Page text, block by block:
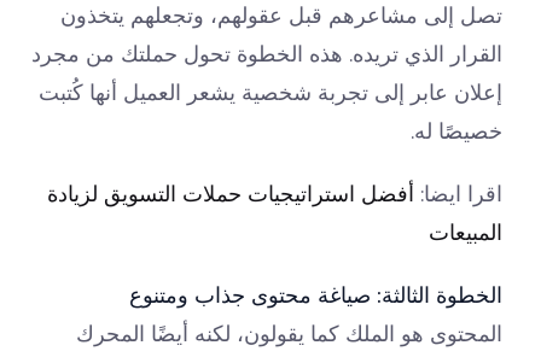
تصل إلى مشاعرهم قبل عقولهم، وتجعلهم يتخذون
القرار الذي تريده. هذه الخطوة تحول حملتك من مجرد
إعلان عابر إلى تجربة شخصية يشعر العميل أنها كُتبت
خصيصًا له.
اقرا ايضا: أفضل استراتيجيات حملات التسويق لزيادة
المبيعات
الخطوة الثالثة: صياغة محتوى جذاب ومتنوع
المحتوى هو الملك كما يقولون، لكنه أيضًا المحرك